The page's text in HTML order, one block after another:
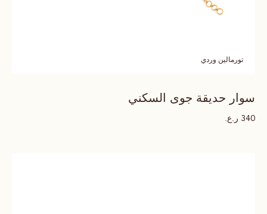
تورمالين وردي
سوار حديقة جوى السكني
340 ر.ع.